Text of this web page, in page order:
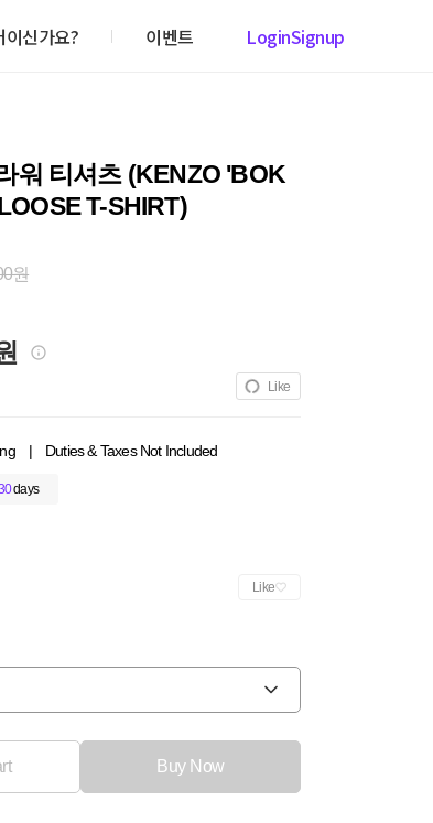
이신가요? 이벤트 LoginSignup
워 티셔츠 (KENZO 'BOK
T-SHIRT)
원
Like
| Duties & Taxes Not Included
days
Like
Buy Now